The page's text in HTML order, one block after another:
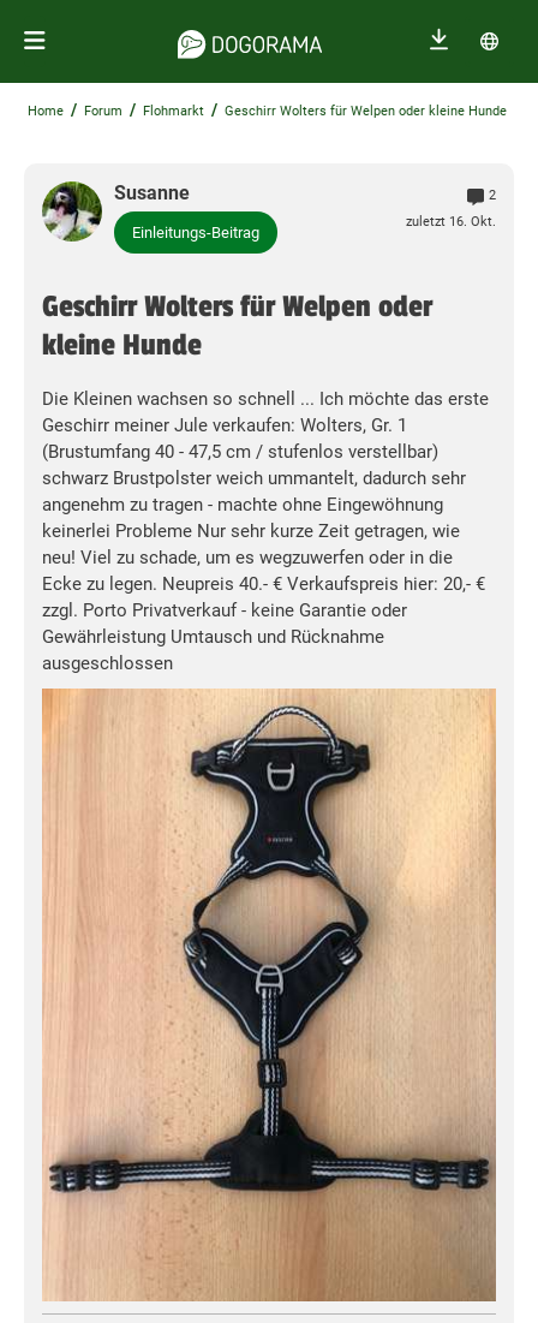
Home / Forum / Flohmarkt / Geschirr Wolters für Welpen oder kleine Hunde
Susanne
Einleitungs-Beitrag
2
zuletzt 16. Okt.
Geschirr Wolters für Welpen oder
kleine Hunde
Die Kleinen wachsen so schnell ... Ich möchte das erste
Geschirr meiner Jule verkaufen: Wolters, Gr. 1
(Brustumfang 40 - 47,5 cm / stufenlos verstellbar)
schwarz Brustpolster weich ummantelt, dadurch sehr
angenehm zu tragen - machte ohne Eingewöhnung
keinerlei Probleme Nur sehr kurze Zeit getragen, wie
neu! Viel zu schade, um es wegzuwerfen oder in die
Ecke zu legen. Neupreis 40.- € Verkaufspreis hier: 20,- €
zzgl. Porto Privatverkauf - keine Garantie oder
Gewährleistung Umtausch und Rücknahme
ausgeschlossen